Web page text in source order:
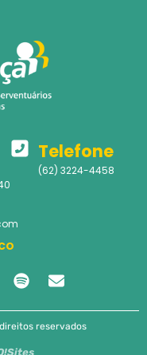
Telefone
(62) 3224-4458
reservados